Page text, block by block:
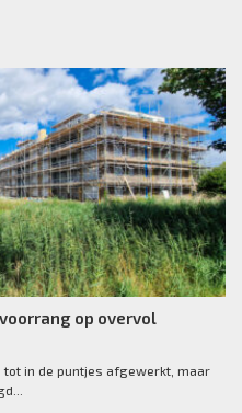
op overvol
in de puntjes afgewerkt, maar